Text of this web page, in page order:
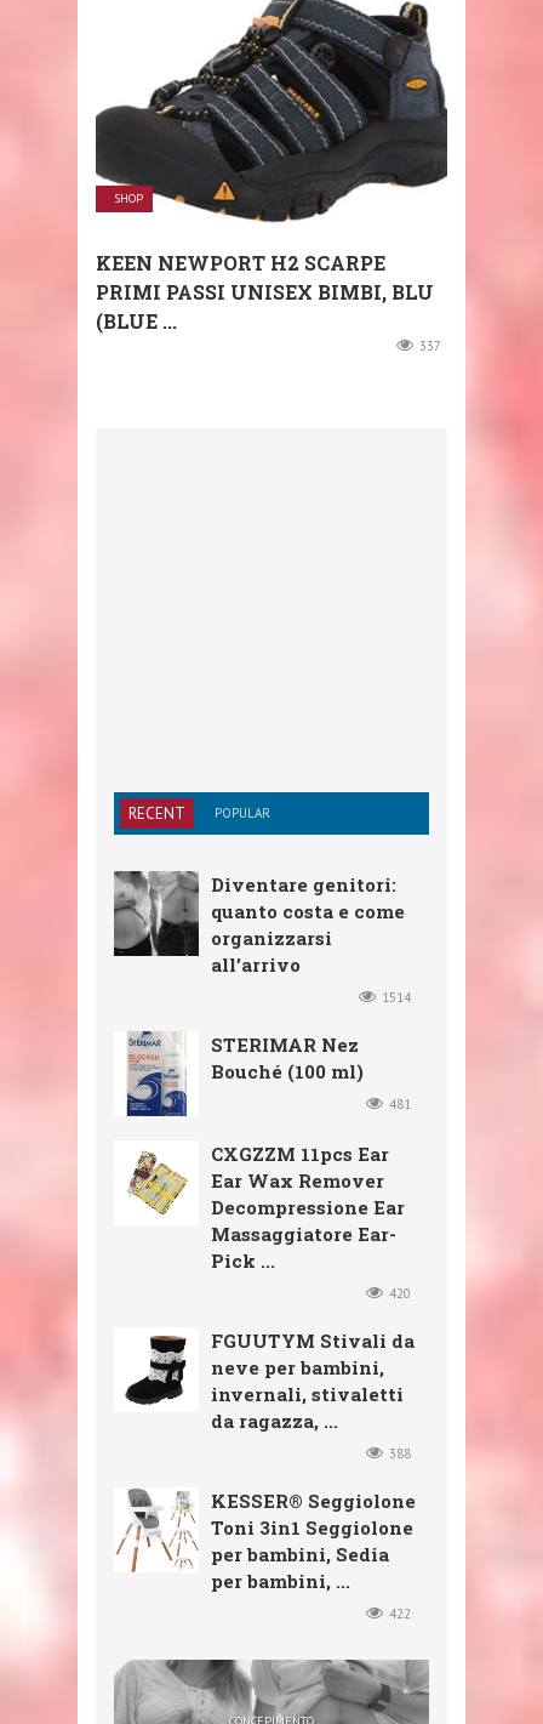
SHOP
KEEN NEWPORT H2 SCARPE
PRIMI PASSI UNISEX BIMBI, BLU
(BLUE ...
337
RECENT POPULAR
Diventare genitori:
quanto costa e come
organizzarsi
all’arrivo
1514
STERIMAR Nez
Bouché (100 ml)
481
CXGZZM 11pcs Ear
Ear Wax Remover
Decompressione Ear
Massaggiatore Ear-
Pick ...
420
FGUUTYM Stivali da
neve per bambini,
invernali, stivaletti
da ragazza, ...
388
KESSER® Seggiolone
Toni 3in1 Seggiolone
per bambini, Sedia
per bambini, ...
422
SHOP
SHOP
SHOP